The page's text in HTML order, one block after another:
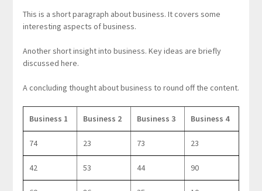
This is a short paragraph about business. It covers some
interesting aspects of business.
Another short insight into business. Key ideas are briefly
discussed here.
A concluding thought about business to round off the content.
Business 1 Business 2 Business 3 Business 4
74 23 73 23
42 53 44 90